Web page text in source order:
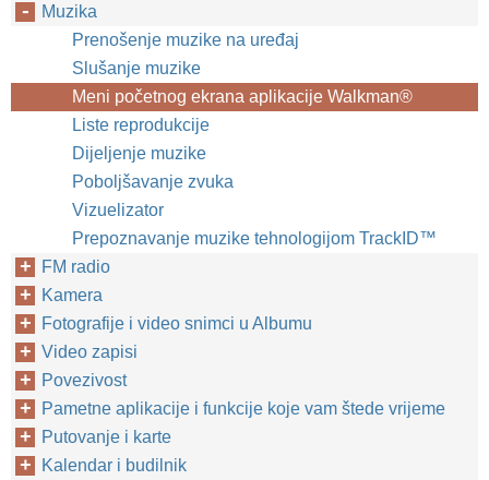
Muzika
Prenošenje muzike na uređaj
Slušanje muzike
Meni početnog ekrana aplikacije Walkman®
Liste reprodukcije
Dijeljenje muzike
Poboljšavanje zvuka
Vizuelizator
Prepoznavanje muzike tehnologijom TrackID™
FM radio
Kamera
Fotografije i video snimci u Albumu
Video zapisi
Povezivost
Pametne aplikacije i funkcije koje vam štede vrijeme
Putovanje i karte
Kalendar i budilnik